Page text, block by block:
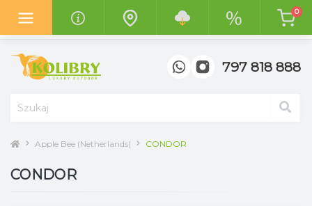
Z radością informujemy o otwarciunowego salonu "Kolibry
Garden"
w centrum handlowym "Top Meble" w Poznaniu.
0
797 818 888
Apple Bee (Netherlands) CONDOR
CONDOR